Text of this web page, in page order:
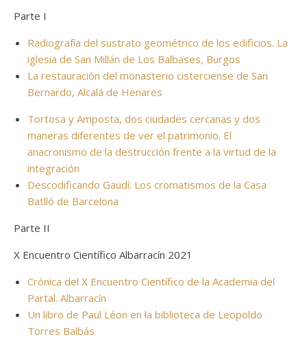
Parte I
Radiografía del sustrato geométrico de los edificios. La
iglesia de San Millán de Los Balbases, Burgos
La restauración del monasterio cisterciense de San
Bernardo, Alcalá de Henares
Tortosa y Amposta, dos ciudades cercanas y dos
maneras diferentes de ver el patrimonio. El
anacronismo de la destrucción frente a la virtud de la
integración
Descodificando Gaudí: Los cromatismos de la Casa
Batlló de Barcelona
Parte II
X Encuentro Científico Albarracín 2021
Crónica del X Encuentro Científico de la Academia del
Partal. Albarracín
Un libro de Paul Léon en la biblioteca de Leopoldo
Torres Balbás